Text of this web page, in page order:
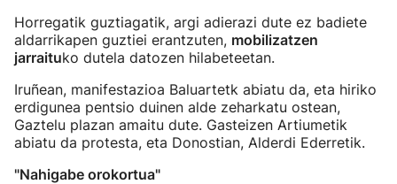
Horregatik guztiagatik, argi adierazi dute ez badiete
aldarrikapen guztiei erantzuten, mobilizatzen
jarraituko dutela datozen hilabeteetan.
Iruñean, manifestazioa Baluartetk abiatu da, eta hiriko
erdigunea pentsio duinen alde zeharkatu ostean,
Gaztelu plazan amaitu dute. Gasteizen Artiumetik
abiatu da protesta, eta Donostian, Alderdi Ederretik.
"Nahigabe orokortua"